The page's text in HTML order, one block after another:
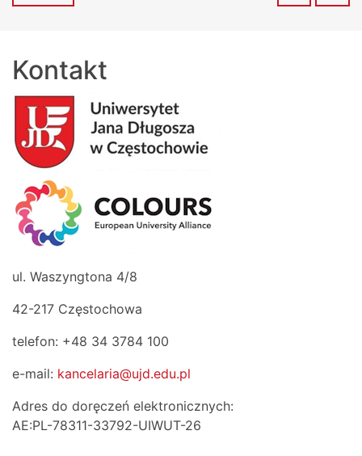
Kontakt
ul. Waszyngtona 4/8
42-217 Częstochowa
telefon: +48 34 3784 100
e-mail: kancelaria@ujd.edu.pl
Adres do doręczeń elektronicznych:
AE:PL-78311-33792-UIWUT-26